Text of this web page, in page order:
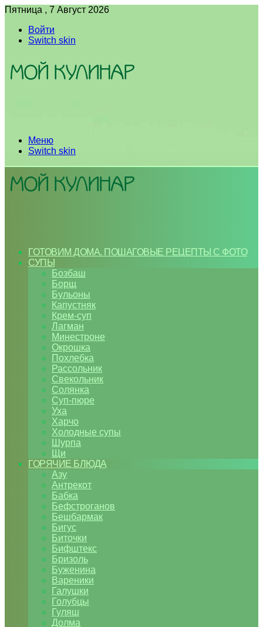
Пятница , 7 Август 2026
Войти
Switch skin
Меню
Switch skin
ГОТОВИМ ДОМА. ПОШАГОВЫЕ РЕЦЕПТЫ С ФОТО
СУПЫ
Бозбаш
Борщ
Бульоны
Капустняк
Крем-суп
Лагман
Минестроне
Окрошка
Похлебка
Рассольник
Свекольник
Солянка
Суп-пюре
Уха
Харчо
Холодные супы
Шурпа
Щи
ГОРЯЧИЕ БЛЮДА
Азу
Антрекот
Бабка
Бефстроганов
Бешбармак
Бигус
Биточки
Бифштекс
Бризоль
Буженина
Вареники
Галушки
Голубцы
Гуляш
Долма